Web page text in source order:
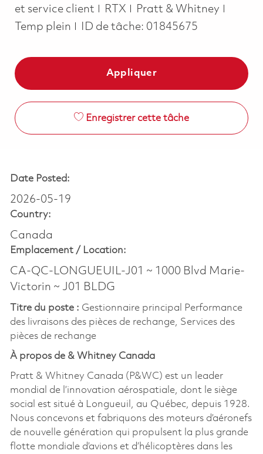
et service client
RTX Pratt & Whitney
Temp plein
ID de tâche: 01845675
Appliquer
Enregistrer cette tâche
Date Posted:
2026-05-19
Country:
Canada
Emplacement / Location:
CA-QC-LONGUEUIL-J01 ~ 1000 Blvd Marie-
Victorin ~ J01 BLDG
Titre du poste : Gestionnaire principal Performance
des livraisons des pièces de rechange, Services des
pièces de rechange
À propos de & Whitney Canada
Pratt & Whitney Canada (P&WC) est un leader
mondial de l’innovation aérospatiale, dont le siège
social est situé à Longueuil, au Québec, depuis 1928.
Nous concevons et fabriquons des moteurs d’aéronefs
de nouvelle génération qui propulsent la plus grande
flotte mondiale d’avions et d’hélicoptères dans les